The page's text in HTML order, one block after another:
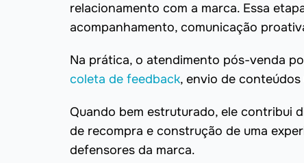
relacionamento com a marca. Essa
acompanhamento, comunicação
Na prática, o atendimento pós-venda
coleta de feedback, envio de
Quando bem estruturado, ele contribui
de recompra e construção de uma
defensores da marca.